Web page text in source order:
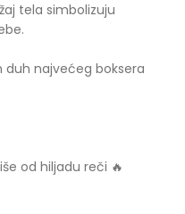
tela simbolizuju
najvećeg boksera
od hiljadu reči 🔥